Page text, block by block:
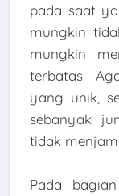
pada saat
mungkin
mungkin
terbatas.
yang unik,
sebanyak
tidak
Pada